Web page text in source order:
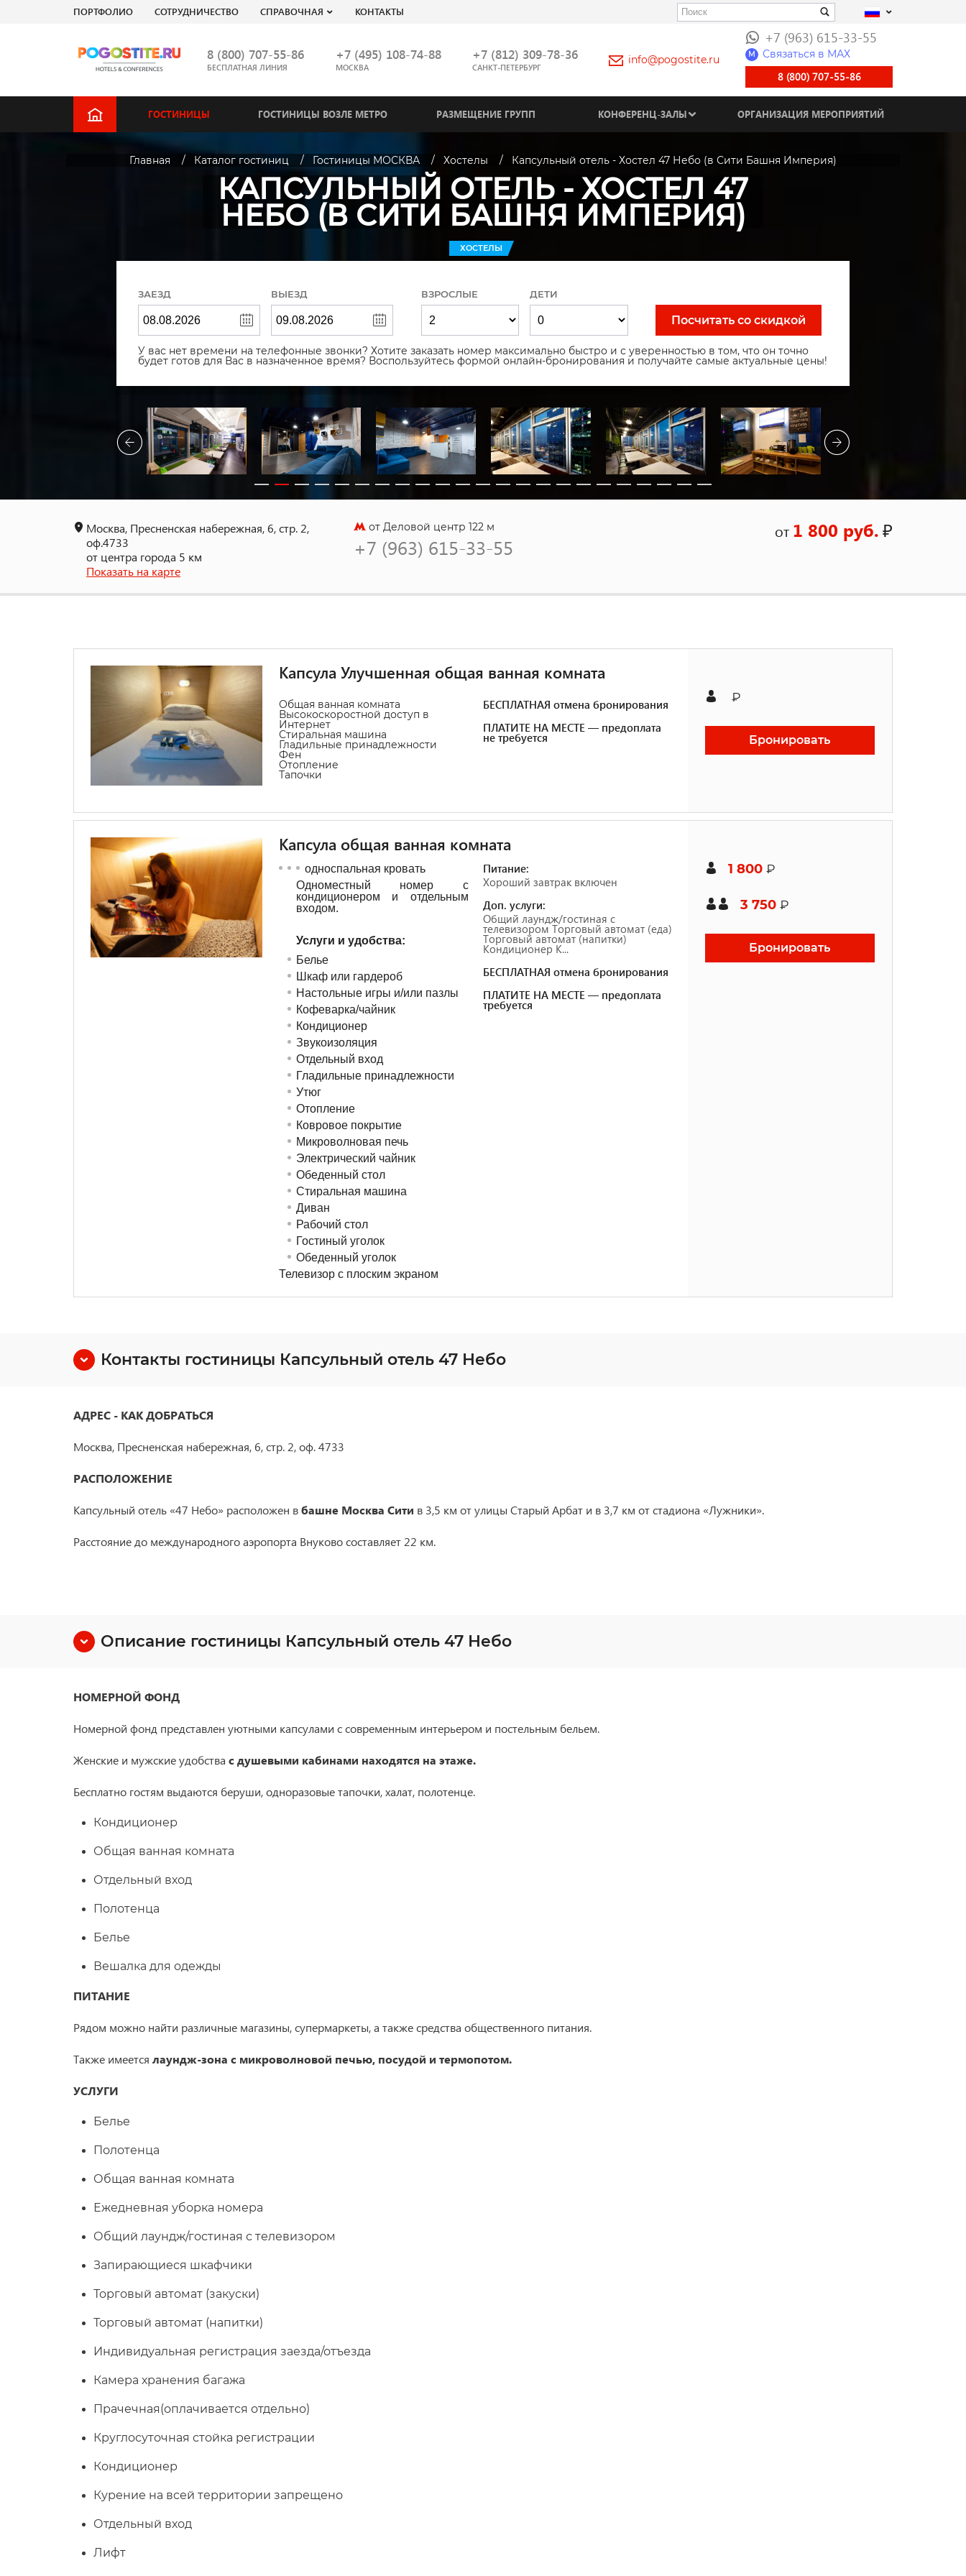
ПОРТФОЛИО СОТРУДНИЧЕСТВО СПРАВОЧНАЯ КОНТАКТЫ
8 (800) 707-55-86
БЕСПЛАТНАЯ ЛИНИЯ
+7 (495) 108-74-88
МОСКВА
+7 (812) 309-78-36
САНКТ-ПЕТЕРБУРГ
info@pogostite.ru
+7 (963) 615-33-55
M Связаться в МАХ
8 (800) 707-55-86
ГОСТИНИЦЫ ГОСТИНИЦЫ ВОЗЛЕ МЕТРО РАЗМЕЩЕНИЕ ГРУПП КОНФЕРЕНЦ-ЗАЛЫ ОРГАНИЗАЦИЯ МЕРОПРИЯТИЙ
Главная Каталог гостиниц Гостиницы МОСКВА Хостелы Капсульный отель - Хостел 47 Небо (в Сити Башня Империя)
КАПСУЛЬНЫЙ ОТЕЛЬ - ХОСТЕЛ 47
НЕБО (В СИТИ БАШНЯ ИМПЕРИЯ)
ХОСТЕЛЫ
ЗАЕЗД ВЫЕЗД ВЗРОСЛЫЕ ДЕТИ
Посчитать со скидкой
У вас нет времени на телефонные звонки? Хотите заказать номер максимально быстро и с уверенностью в том, что он точно
будет готов для Вас в назначенное время? Воспользуйтесь формой онлайн-бронирования и получайте самые актуальные цены!
Москва, Пресненская набережная, 6, стр. 2,
оф.4733
от центра города 5 км
Показать на карте
от Деловой центр 122 м
+7 (963) 615-33-55
от 1 800 руб.₽
Капсула Улучшенная общая ванная комната
Общая ванная комната
Высокоскоростной доступ в
Интернет
Стиральная машина
Гладильные принадлежности
Фен
Отопление
Тапочки
БЕСПЛАТНАЯ отмена бронирования
ПЛАТИТЕ НА МЕСТЕ — предоплата
не требуется
₽
Бронировать
Капсула общая ванная комната
односпальная кровать
Одноместный номер с
кондиционером и отдельным
входом.
Услуги и удобства: ​
Белье
Шкаф или гардероб
Настольные игры и/или пазлы
Кофеварка/чайник
Кондиционер
Звукоизоляция
Отдельный вход
Гладильные принадлежности
Утюг
Отопление
Ковровое покрытие
Микроволновая печь
Электрический чайник
Обеденный стол
Стиральная машина
Диван
Рабочий стол
Гостиный уголок
Обеденный уголок
Телевизор с плоским экраном
Питание:
Хороший завтрак включен
Доп. услуги:
Общий лаундж/гостиная с
телевизором Торговый автомат (еда)
Торговый автомат (напитки)
Кондиционер К...
БЕСПЛАТНАЯ отмена бронирования
ПЛАТИТЕ НА МЕСТЕ — предоплата
требуется
1 800 ₽
3 750 ₽
Бронировать
Контакты гостиницы Капсульный отель 47 Небо
АДРЕС - КАК ДОБРАТЬСЯ
Москва, Пресненская набережная, 6, стр. 2, оф. 4733
РАСПОЛОЖЕНИЕ
Капсульный отель «47 Небо» расположен вбашне Москва Сити в 3,5 км от улицы Старый Арбат и в 3,7 км от стадиона «Лужники».
Расстояние до международного аэропорта Внуково составляет 22 км.
Описание гостиницы Капсульный отель 47 Небо
НОМЕРНОЙ ФОНД
Номерной фонд представлен уютными капсулами с современным интерьером и постельным бельем.
Женские и мужские удобства с душевыми кабинами находятся на этаже.
Бесплатно гостям выдаются беруши, одноразовые тапочки, халат, полотенце.
Кондиционер
Общая ванная комната
Отдельный вход
Полотенца
Белье
Вешалка для одежды
ПИТАНИЕ
Рядом можно найти различные магазины, супермаркеты, а также средства общественного питания.
Также имеется лаундж-зона с микроволновой печью, посудой и термопотом.
УСЛУГИ
Белье
Полотенца
Общая ванная комната
Ежедневная уборка номера
Общий лаундж/гостиная с телевизором
Запирающиеся шкафчики
Торговый автомат (закуски)
Торговый автомат (напитки)
Индивидуальная регистрация заезда/отъезда
Камера хранения багажа
Прачечная(оплачивается отдельно)
Круглосуточная стойка регистрации
Кондиционер
Курение на всей территории запрещено
Отдельный вход
Лифт